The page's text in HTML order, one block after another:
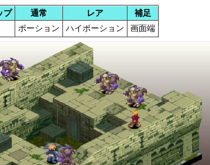
プ 通常 レア
補足
ポーション ハイポーション 画面端